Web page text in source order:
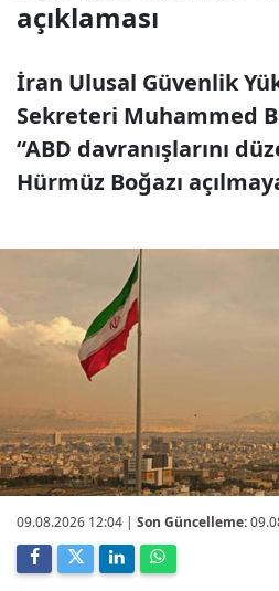
açıklaması
İran Ulusal Güvenlik
Sekreteri Muhammed
“ABD davranışlarını
Hürmüz Boğazı
09.08.2026 12:04 | Son Güncelleme: